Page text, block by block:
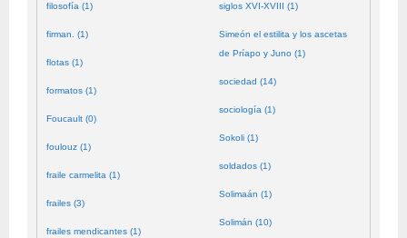
filosofía (1)
firman. (1)
flotas (1)
formatos (1)
Foucault (0)
foulouz (1)
fraile carmelita (1)
frailes (3)
frailes mendicantes (1)
siglos XVI-XVIII (1)
Simeón el estilita y los ascetas
de Príapo y Juno (1)
sociedad (14)
sociología (1)
Sokoli (1)
soldados (1)
Solimaán (1)
Solimán (10)